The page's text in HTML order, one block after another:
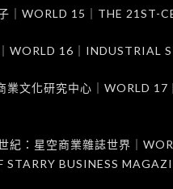
｜WORLD 15｜THE 21ST-
WORLD 16｜INDUSTRIAL
業文化研究中心｜WORLD
紀：星空商業雜誌世界｜
BUSINESS